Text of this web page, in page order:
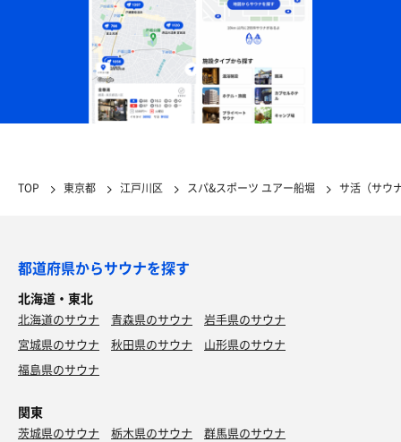
TOP 東京都 江戸川区 スパ&スポーツ ユアー船堀 サ活（サウ
都道府県からサウナを探す
北海道・東北
北海道のサウナ 青森県のサウナ
岩手県のサウナ
宮城県のサウナ
秋田県のサウナ
山形県のサウナ
福島県のサウナ
関東
茨城県のサウナ 栃木県のサウナ
群馬県のサウナ